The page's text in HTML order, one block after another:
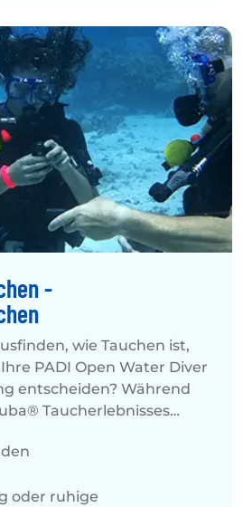
-
wie Tauchen ist,
PADI Open Water Diver
entscheiden? Während
Taucherlebnisses
Wasserumgebung
PADI® Profi wird
oder ruhige